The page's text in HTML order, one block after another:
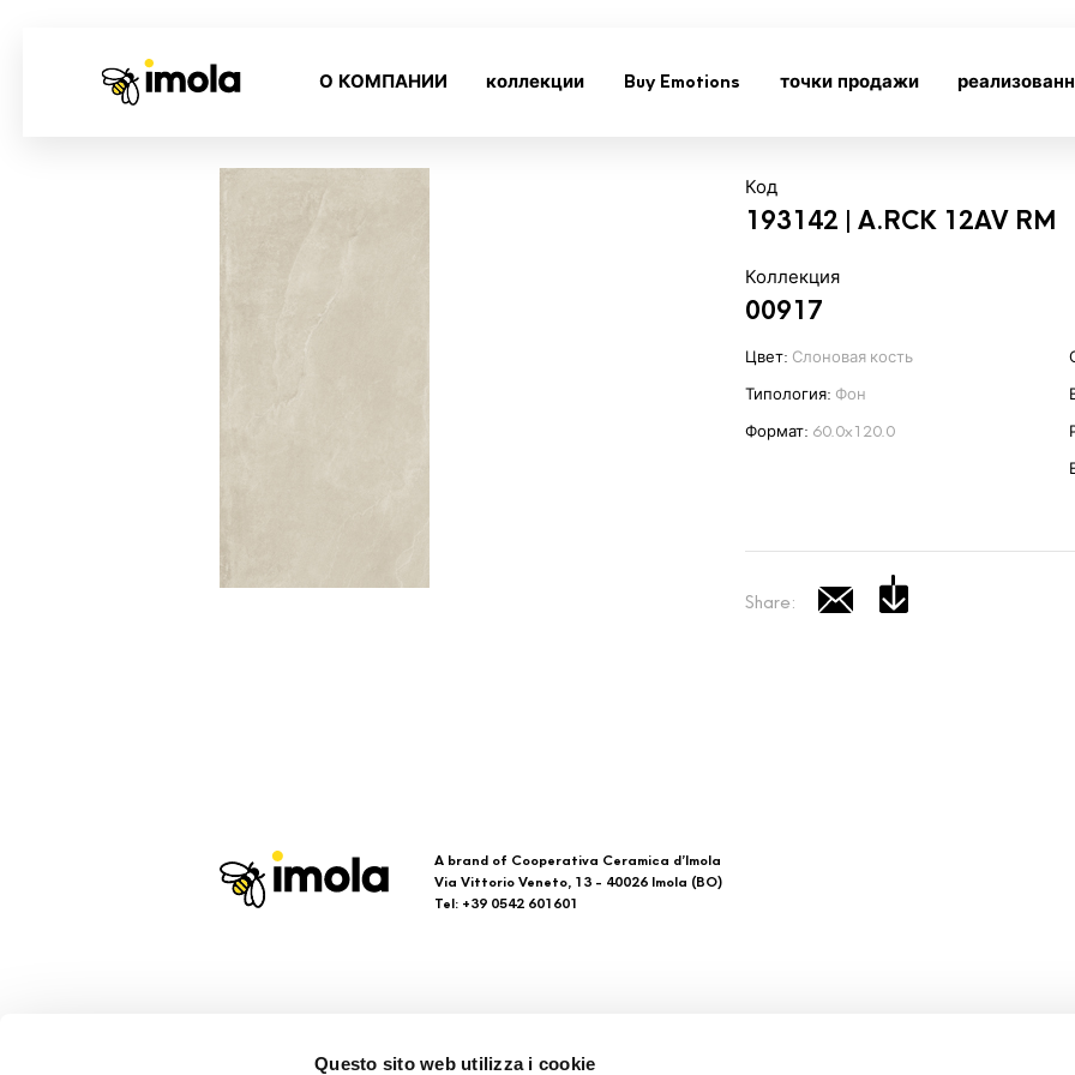
Questo sito web utilizza i cookie
О КОМПАНИИ коллекции Buy Emotions точки продажи
Код
193142 | A.RCK 12AV RM
Коллекция
00917
Цвет: Слоновая кость
Типология: Фон
Формат: 60.0x120.0
Share:
A brand of Cooperativa Ceramica d’Imola
Via Vittorio Veneto, 13 - 40026 Imola (BO)
Tel: +39 0542 601601